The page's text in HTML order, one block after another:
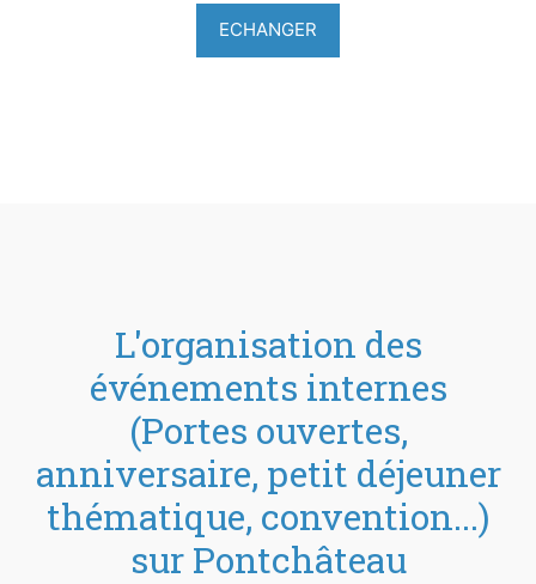
ECHANGER
L'organisation des
événements internes
(Portes ouvertes,
anniversaire, petit déjeuner
thématique, convention...)
sur Pontchâteau